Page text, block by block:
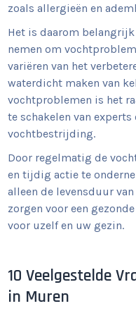
zoals allergieën en
Het is daarom
nemen om
variëren van het
waterdicht maken van
vochtproblemen is het
te schakelen van
vochtbestrijding.
Door regelmatig de
en tijdig actie te
alleen de levensduur
zorgen voor een
voor uzelf en uw gezin.
10 Veelgestelde
in Muren